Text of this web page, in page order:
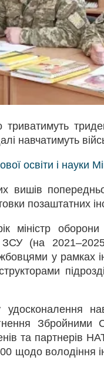
навчатимуть
освіти і науки
вишів
позаштатних
міністр
ЗСУ (на
у рамках
Збройними
та партнерів
щодо володіння